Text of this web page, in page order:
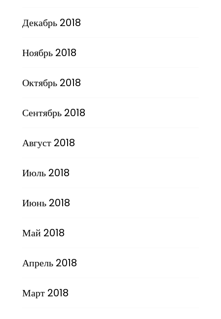
Декабрь 2018
Ноябрь 2018
Октябрь 2018
Сентябрь 2018
Август 2018
Июль 2018
Июнь 2018
Май 2018
Апрель 2018
Март 2018